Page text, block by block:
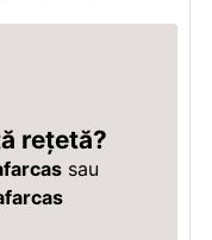
rețetă?
sau